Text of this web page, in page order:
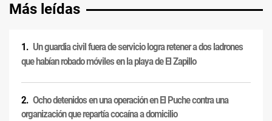
Más leídas
Un guardia civil fuera de servicio logra retener a dos ladrones
que habían robado móviles en la playa de El Zapillo
Ocho detenidos en una operación en El Puche contra una
organización que repartía cocaína a domicilio